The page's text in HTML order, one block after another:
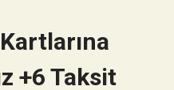
+6 Taksit